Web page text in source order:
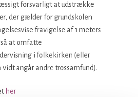
forsvarligt at udstrække
der gælder for grundskolen
fravigelse af 1 meters
at omfatte
i folkekirken (eller
vidt angår andre trossamfund).
her